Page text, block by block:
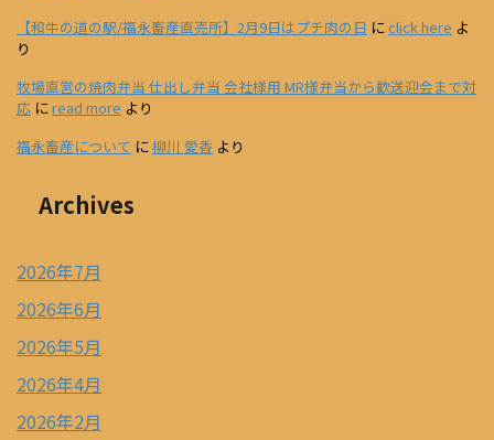
【和牛の道の駅/福永畜産直売所】2月9日はプチ肉の日 にclick here よ
り
牧場直営の焼肉弁当 仕出し弁当 会社様用 MR様弁当から歓送迎会まで対
応 にread more より
福永畜産について に柳川 愛香 より
Archives
2026年7月
2026年6月
2026年5月
2026年4月
2026年2月